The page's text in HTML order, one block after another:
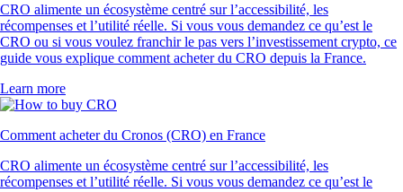
CRO alimente un écosystème centré sur l’accessibilité, les
récompenses et l’utilité réelle. Si vous vous demandez ce qu’est le
CRO ou si vous voulez franchir le pas vers l’investissement crypto, ce
guide vous explique comment acheter du CRO depuis la France.
Learn more
Comment acheter du Cronos (CRO) en France
CRO alimente un écosystème centré sur l’accessibilité, les
récompenses et l’utilité réelle. Si vous vous demandez ce qu’est le